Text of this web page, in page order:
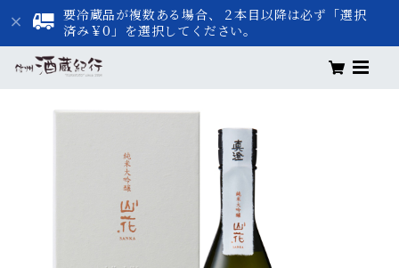
要冷蔵品が複数ある場合、２本目以降は必ず「選択
済み￥0」を選択してください。